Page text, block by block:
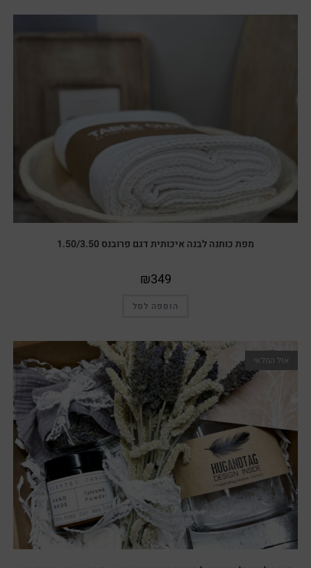
מפת כותנה לבנה איכותית דגם פרובנס 1.50/3.50
₪349
הוספה לסל
אזל המלאי